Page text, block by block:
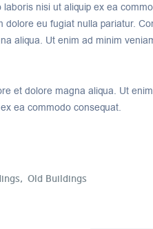
nisi ut aliquip ex ea
dolore eu fugiat nulla pariatur.
aliqua. Ut enim ad minim
et dolore magna aliqua. Ut
ea commodo consequat.
Old Buildings